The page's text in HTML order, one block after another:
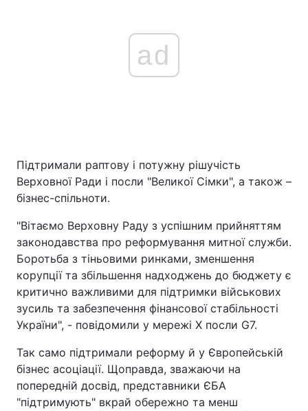
ad
Підтримали раптову і потужну рішучість
Верховної Ради і посли "Великої Сімки", а також –
бізнес-спільноти.
"Вітаємо Верховну Раду з успішним прийняттям
законодавства про реформування митної служби.
Боротьба з тіньовими ринками, зменшення
корупції та збільшення надходжень до бюджету є
критично важливими для підтримки військових
зусиль та забезпечення фінансової стабільності
України", - повідомили у мережі Х посли G7.
Так само підтримали реформу й у Європейській
бізнес асоціації. Щоправда, зважаючи на
попередній досвід, представники ЄБА
"підтримують" вкрай обережно та менш